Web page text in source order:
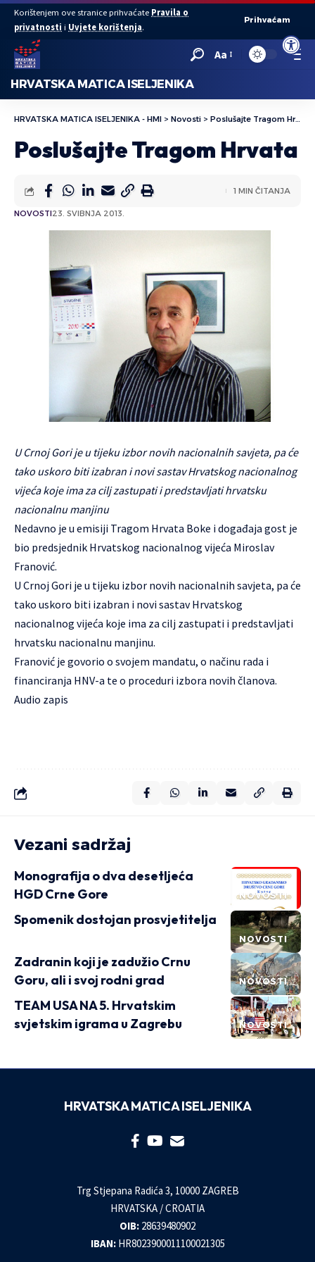
Open
Korištenjem ove stranice prihvaćate Pravila o
privatnosti i Uvjete korištenja.
Prihvaćam
Aa
HRVATSKA MATICA ISELJENIKA
HRVATSKA MATICA ISELJENIKA - HMI > Novosti > Poslušajte Tragom Hrvata
Poslušajte Tragom Hrvata
NOVOSTI23. SVIBNJA 2013.
1 MIN ČITANJA
U Crnoj Gori je u tijeku izbor novih nacionalnih savjeta, pa će
tako uskoro biti izabran i novi sastav Hrvatskog nacionalnog
vijeća koje ima za cilj zastupati i predstavljati hrvatsku
nacionalnu manjinu
Nedavno je u emisiji Tragom Hrvata Boke i događaja gost je
bio predsjednik Hrvatskog nacionalnog vijeća Miroslav
Franović.
U Crnoj Gori je u tijeku izbor novih nacionalnih savjeta, pa će
tako uskoro biti izabran i novi sastavHrvatskog
nacionalnog vijeća koje ima za cilj zastupati i predstavljati
hrvatsku nacionalnu manjinu.
Franović je govorio o svojem mandatu, o načinu rada i
financiranja HNV-a te o proceduri izbora novih članova.
Audio zapis
Vezani sadržaj
NOVOSTI
Monografija o dva desetljeća
HGD Crne Gore
NOVOSTI
Spomenik dostojan prosvjetitelja
NOVOSTI
Zadranin koji je zadužio Crnu
Goru, ali i svoj rodni grad
NOVOSTI
TEAM USA NA 5. Hrvatskim
svjetskim igrama u Zagrebu
HRVATSKA MATICA ISELJENIKA
Trg Stjepana Radića 3, 10000 ZAGREB
HRVATSKA / CROATIA
OIB: 28639480902
IBAN: HR8023900011100021305